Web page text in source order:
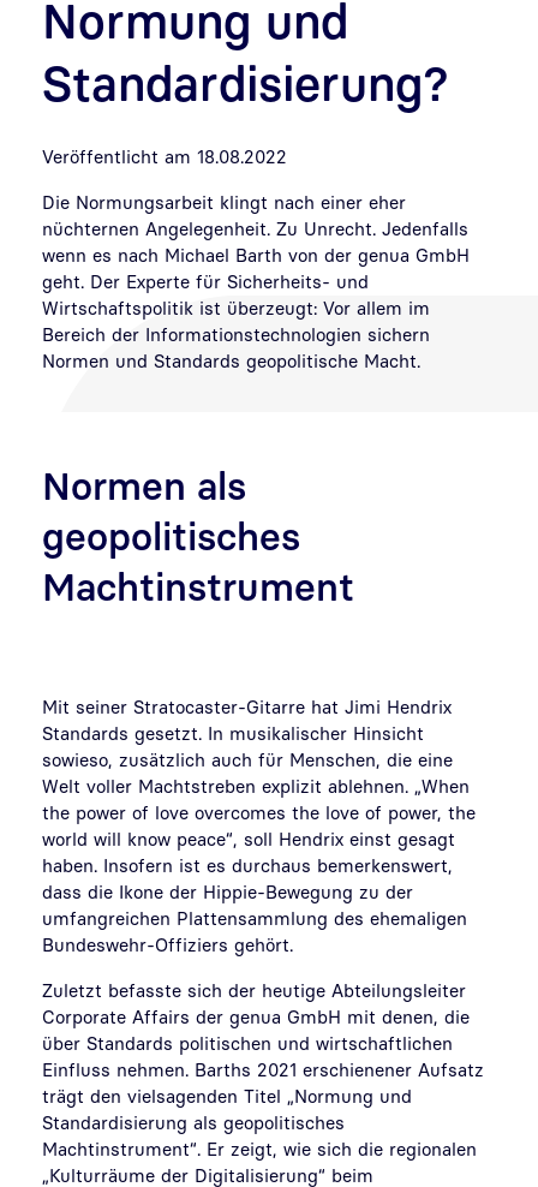
Normung und
Standardisierung?
Veröffentlicht am 18.08.2022
Die Normungsarbeit klingt nach einer eher
nüchternen Angelegenheit. Zu Unrecht. Jedenfalls
wenn es nach Michael Barth von der genua GmbH
geht. Der Experte für Sicherheits- und
Wirtschaftspolitik ist überzeugt: Vor allem im
Bereich der Informationstechnologien sichern
Normen und Standards geopolitische Macht.
Normen als
geopolitisches
Machtinstrument
Mit seiner Stratocaster-Gitarre hat Jimi Hendrix
Standards gesetzt. In musikalischer Hinsicht
sowieso, zusätzlich auch für Menschen, die eine
Welt voller Machtstreben explizit ablehnen. „When
the power of love overcomes the love of power, the
world will know peace“, soll Hendrix einst gesagt
haben. Insofern ist es durchaus bemerkenswert,
dass die Ikone der Hippie-Bewegung zu der
umfangreichen Plattensammlung des ehemaligen
Bundeswehr-Offiziers gehört.
Zuletzt befasste sich der heutige Abteilungsleiter
Corporate Affairs der genua GmbH mit denen, die
über Standards politischen und wirtschaftlichen
Einfluss nehmen. Barths 2021 erschienener Aufsatz
trägt den vielsagenden Titel „Normung und
Standardisierung als geopolitisches
Machtinstrument“. Er zeigt, wie sich die regionalen
„Kulturräume der Digitalisierung“ beim